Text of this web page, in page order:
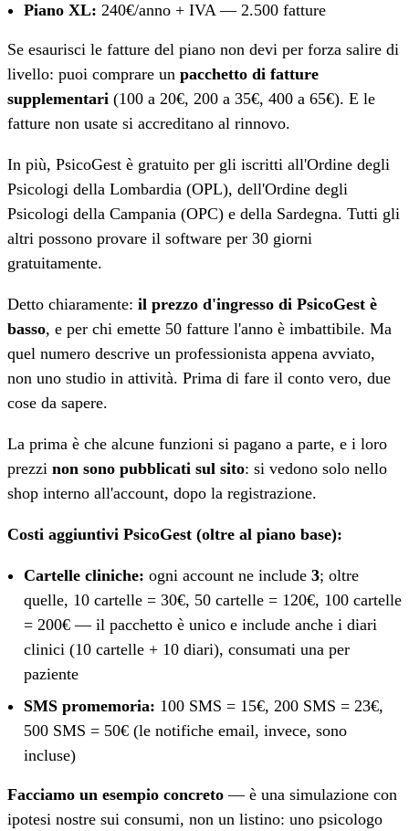
Piano XL: 240€/anno + IVA — 2.500 fatture
Se esaurisci le fatture del piano non devi per forza salire di
livello: puoi comprare un pacchetto di fatture
supplementari (100 a 20€, 200 a 35€, 400 a 65€). E le
fatture non usate si accreditano al rinnovo.
In più, PsicoGest è gratuito per gli iscritti all'Ordine degli
Psicologi della Lombardia (OPL), dell'Ordine degli
Psicologi della Campania (OPC) e della Sardegna. Tutti gli
altri possono provare il software per 30 giorni
gratuitamente.
Detto chiaramente: il prezzo d'ingresso di PsicoGest è
basso, e per chi emette 50 fatture l'anno è imbattibile. Ma
quel numero descrive un professionista appena avviato,
non uno studio in attività. Prima di fare il conto vero, due
cose da sapere.
La prima è che alcune funzioni si pagano a parte, e i loro
prezzi non sono pubblicati sul sito: si vedono solo nello
shop interno all'account, dopo la registrazione.
Costi aggiuntivi PsicoGest (oltre al piano base):
Cartelle cliniche: ogni account ne include 3; oltre
quelle, 10 cartelle = 30€, 50 cartelle = 120€, 100 cartelle
= 200€ — il pacchetto è unico e include anche i diari
clinici (10 cartelle + 10 diari), consumati una per
paziente
SMS promemoria: 100 SMS = 15€, 200 SMS = 23€,
500 SMS = 50€ (le notifiche email, invece, sono
incluse)
Facciamo un esempio concreto — è una simulazione con
ipotesi nostre sui consumi, non un listino: uno psicologo